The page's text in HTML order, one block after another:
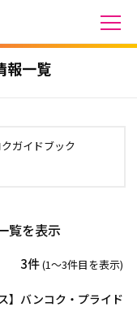
報一覧
ガイドブック
覧を表示
3件(1〜3件目を表示)
】バンコク・プライド